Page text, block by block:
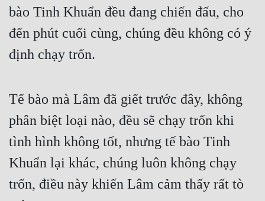
Đô Thị
Đông Phương
Đông Phương Huyền Huyễn
Cẩu Đạo Trường Sinh
Ngự Thú
Truyện Nam
Truyện Nữ
bào Tinh Khuẩn đều đang chiến đấu, cho
đến phút cuối cùng, chúng đều không có ý
định chạy trốn.
Tế bào mà Lâm đã giết trước đây, không
phân biệt loại nào, đều sẽ chạy trốn khi
tình hình không tốt, nhưng tế bào Tinh
Khuẩn lại khác, chúng luôn không chạy
trốn, điều này khiến Lâm cảm thấy rất tò